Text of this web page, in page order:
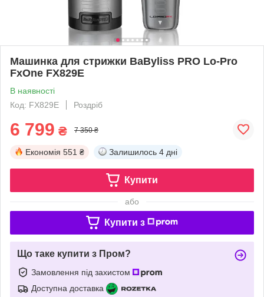
Машинка для стрижки BaByliss PRO Lo-Pro
FxOne FX829E
В наявності
Код: FX829E
Роздріб
6 799 ₴ 7 350 ₴
Економія 551 ₴ Залишилось 4 дні
Купити
або
Купити з
Що таке купити з Пром?
Замовлення під захистом
Доступна доставка